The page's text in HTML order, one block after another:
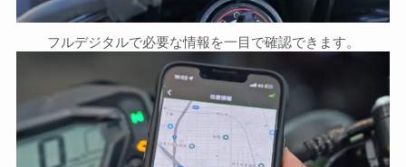
フルデジタルで必要な情報を一目で確認できます。